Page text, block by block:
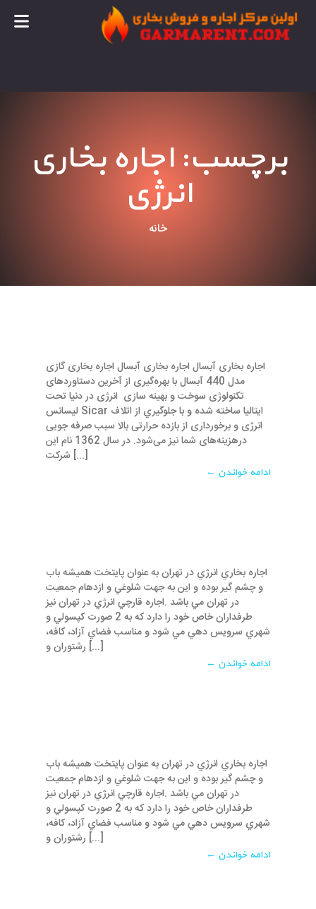
برچسب: اجاره بخاری
انرژی
خانه
اجاره بخاری آبسال اجاره بخاری آبسال اجاره ﺑﺨﺎری گازی
مدل 440 آبسال با بهره‌گيری از آخرين دستاوردهای
تكنولوژی سوخت و بهينه سازی انرژی در دنيا تحت
ليسانس Sicar ايتاليا ساخته شده و با جلوگيري از اتلاف
انرژی و برخورداری از بازده حرارتی بالا سبب صرفه جويی
درهزينه‌های شما نيز می‌شود. در سال 1362 نام این
شرکت [...]
ادامه خواندن ←
اجاره بخاري انرژي در تهران به عنوان پايتخت هميشه باب
و چشم گير بوده و اين به جهت شلوغي و ازدهام جمعيت
در تهران مي باشد .اجاره قارچي انرژي در تهران نيز
طرفداران خاص خود را دارد که به 2 صورت کپسولي و
شهري سرويس دهي مي شود و مناسب فضاي آزاد، کافه،
رشتوران و [...]
ادامه خواندن ←
اجاره بخاري انرژي در تهران به عنوان پايتخت هميشه باب
و چشم گير بوده و اين به جهت شلوغي و ازدهام جمعيت
در تهران مي باشد .اجاره قارچي انرژي در تهران نيز
طرفداران خاص خود را دارد که به 2 صورت کپسولي و
شهري سرويس دهي مي شود و مناسب فضاي آزاد، کافه،
رشتوران و [...]
ادامه خواندن ←